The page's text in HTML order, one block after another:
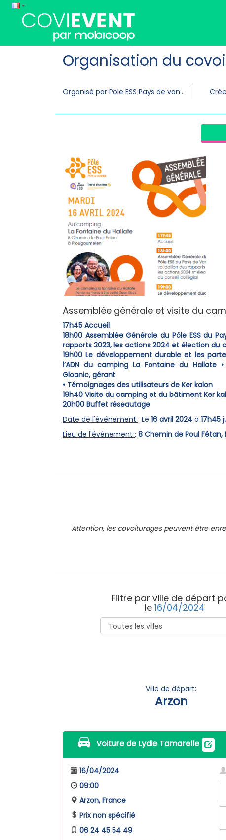
Organisation du
Organisé par Pole ESS Pays de vannes
Assemblée générale et visite du
17h45 Accueil
18h00 Assemblée Générale du Pôle ESS du
rapports 2023, les actions 2024 et élection du
19h00 Le développement durable et les
l’ADN du camping La Fontaine du Hallate
Gloanic, gérant
• Témoignages des utilisateurs de Ker kalon
19h40 Visite du camping et du bâtiment Ker
20h00 Buffet réseautage
Date de l'événement : Le 16 avril 2024 à 17h45
Lieu de l'événement : 8 Chemin de Poul
Attention, les covoiturages peuvent être
Filtre par ville de départ
le16/04/2024
Ville de départ:
Arzon
Voiture de Lydie Tamarelle
16/04/2024
09:00
Arzon, France
Prix non spécifié
06 24 45 54 49